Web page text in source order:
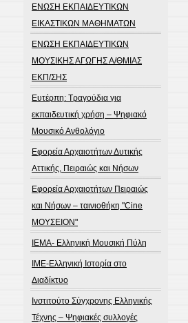
ΕΝΩΣΗ ΕΚΠΑΙΔΕΥΤΙΚΩΝ
ΕΙΚΑΣΤΙΚΩΝ ΜΑΘΗΜΑΤΩΝ
ΕΝΩΣΗ ΕΚΠΑΙΔΕΥΤΙΚΩΝ
ΜΟΥΣΙΚΗΣ ΑΓΩΓΗΣ Α/ΘΜΙΑΣ
ΕΚΠ/ΣΗΣ
Ευτέρπη: Τραγούδια για
εκπαιδευτική χρήση – Ψηφιακό
Μουσικό Ανθολόγιο
Εφορεία Αρχαιοτήτων Δυτικής
Αττικής, Πειραιώς και Νήσων
Εφορεία Αρχαιοτήτων Πειραιώς
και Νήσων – ταινιοθήκη "Cine
ΜΟΥΣΕΙΟΝ"
ΙΕΜΑ- Ελληνική Μουσική Πύλη
ΙΜΕ-Ελληνική Ιστορία στο
Διαδίκτυο
Ινστιτούτο Σύγχρονης Ελληνικής
Τέχνης – Ψηφιακές συλλογές